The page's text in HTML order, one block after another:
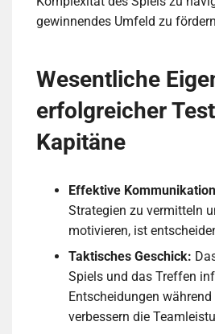
gewinnendes Umfeld zu
Wesentliche
erfolgreicher
Kapitäne
Effektive
Strategien zu vermitteln
motivieren, ist
Taktisches Geschick:
Spiels und das Treffen
Entscheidungen
verbessern die